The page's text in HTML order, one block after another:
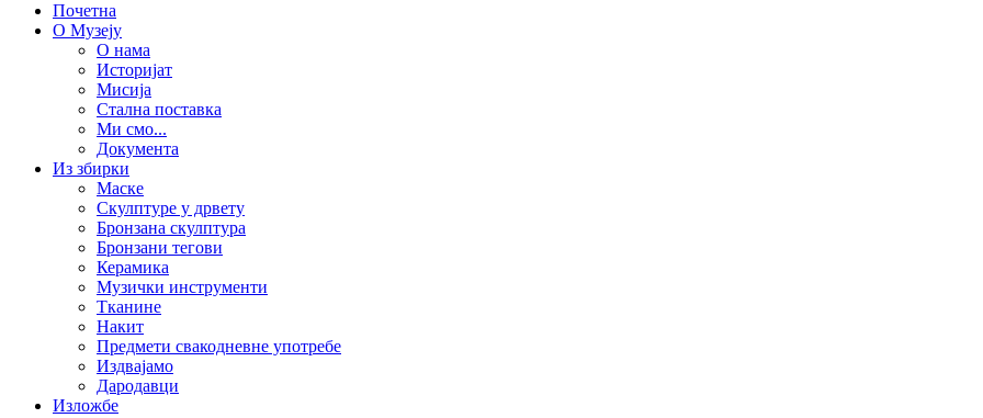
Почетна
О Музеју
О нама
Историјат
Мисија
Стална поставка
Ми смо...
Документа
Из збирки
Маске
Скулптуре у дрвету
Бронзана скулптура
Бронзани тегови
Керамика
Музички инструменти
Тканине
Накит
Предмети свакодневне употребе
Издвајамо
Дародавци
Изложбе